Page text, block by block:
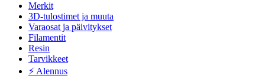
Merkit
3D-tulostimet ja muuta
Varaosat ja päivitykset
Filamentit
Resin
Tarvikkeet
⚡ Alennus